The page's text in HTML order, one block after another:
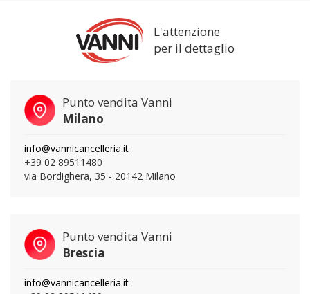
L'attenzione
per il dettaglio
Punto vendita Vanni
Milano
info@vannicancelleria.it
+39 02 89511480
via Bordighera, 35 - 20142 Milano
Punto vendita Vanni
Brescia
info@vannicancelleria.it